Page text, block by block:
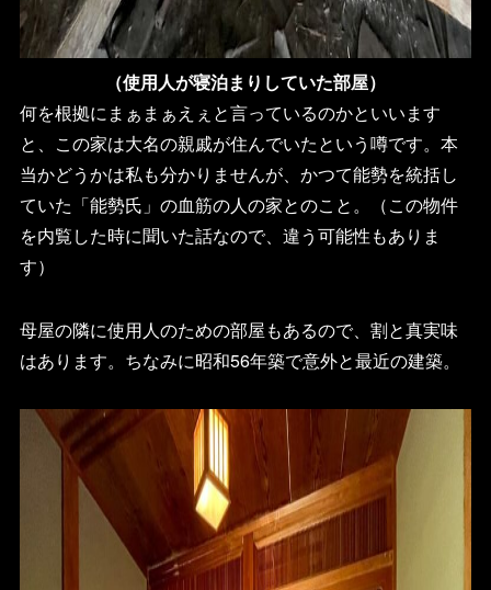
（使用人が寝泊まりしていた部屋）
何を根拠にまぁまぁえぇと言っているのかといいます
と、この家は大名の親戚が住んでいたという噂です。本
当かどうかは私も分かりませんが、かつて能勢を統括し
ていた「能勢氏」の血筋の人の家とのこと。（この物件
を内覧した時に聞いた話なので、違う可能性もありま
す）
母屋の隣に使用人のための部屋もあるので、割と真実味
はあります。ちなみに昭和56年築で意外と最近の建築。